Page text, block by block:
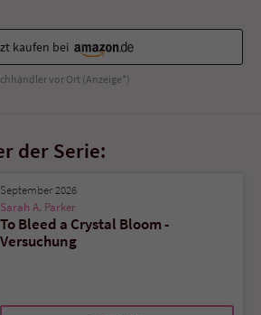
kaufen bei
vor Ort (Anzeige*)
der Serie:
September 2026
Sarah A. Parker
To Bleed a Crystal Bloom -
Versuchung